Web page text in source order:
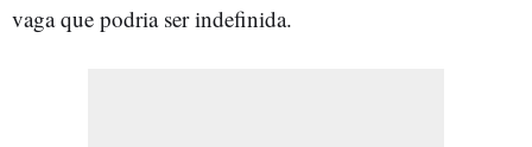
vaga que podria ser indefinida.